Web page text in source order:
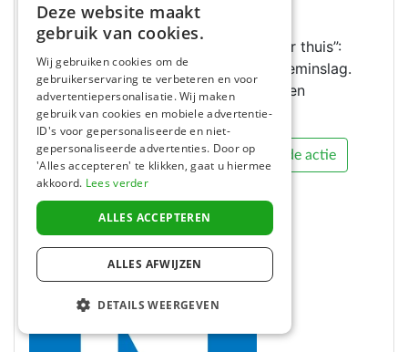
23 Jun 2026
“Niet alleen haar huis is weg, ook haar thuis”:
Steunactie voor slachtoffer van blikseminslag.
Hasselt - Nadat een woning in Kuringen
afgelopen ...
Lees het hele artikel Bekijk de actie
ENGLISH
Deze website maakt
gebruik van cookies.
Wij gebruiken cookies om de
gebruikerservaring te verbeteren en voor
advertentiepersonalisatie. Wij maken
gebruik van cookies en mobiele advertentie-
ID's voor gepersonaliseerde en niet-
gepersonaliseerde advertenties. Door op
'Alles accepteren' te klikken, gaat u hiermee
akkoord. Lees verder
ALLES ACCEPTEREN
ALLES AFWIJZEN
DETAILS WEERGEVEN